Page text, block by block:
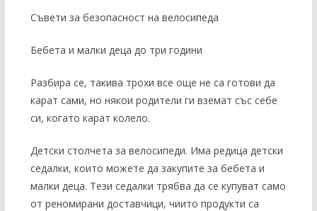
Съвети за безопасност на велосипеда
Бебета и малки деца до три години
Разбира се, такива трохи все още не са готови да
карат сами, но някои родители ги вземат със себе
си, когато карат колело.
Детски столчета за велосипеди. Има редица детски
седалки, които можете да закупите за бебета и
малки деца. Тези седалки трябва да се купуват само
от реномирани доставчици, чиито продукти са